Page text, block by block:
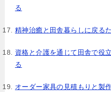
る
精神治癒と田舎暮らしに戻る
資格と介護を通じて田舎で役
る
オーダー家具の見積もりと製